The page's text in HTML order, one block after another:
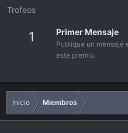
Trofeos
1 Primer Mensaje
Publique un mensaje
este premio.
Inicio Miembros